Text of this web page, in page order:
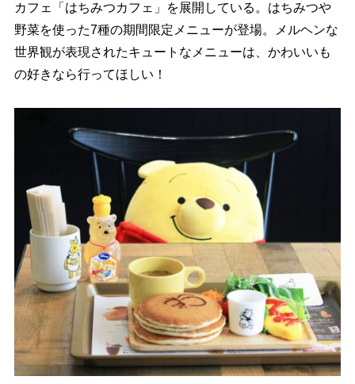
カフェ「はちみつカフェ」を展開している。はちみつ
野菜を使った7種の期間限定メニューが登場。メルヘンな
世界観が表現されたキュートなメニューは、かわいいも
の好きなら行ってほしい！